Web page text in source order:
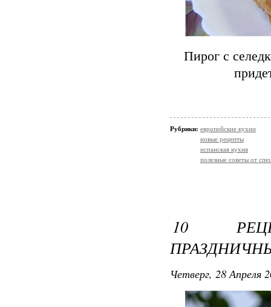
Пирог с
Рубрики: европейские кухни
новые рецепты
испанская кухня
полезные советы от
10
Четверг, 28 Апреля